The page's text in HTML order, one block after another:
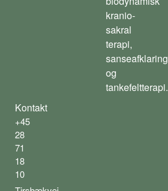
kranio-
sakral
terapi,
sanseafklaring
og
tankefeltterapi.
Kontakt
+45
28
71
18
10